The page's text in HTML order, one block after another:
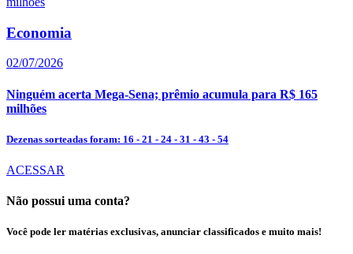
Economia
02/07/2026
Ninguém acerta Mega-Sena; prêmio acumula para R$ 165
milhões
Dezenas sorteadas foram: 16 - 21 - 24 - 31 - 43 - 54
ACESSAR
Não possui uma conta?
Você pode ler matérias exclusivas, anunciar classificados e muito mais!